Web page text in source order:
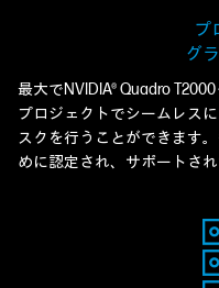
プ
グ
最大でNVIDIA® Quadro
プロジェクトでシームレス
スクを行うことができます
めに認定され、サポートされ